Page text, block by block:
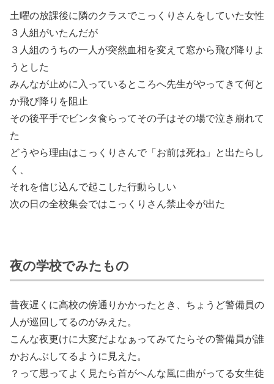
土曜の放課後に隣のクラスでこっくりさんをしていた女性
３人組がいたんだが
３人組のうちの一人が突然血相を変えて窓から飛び降りよ
うとした
みんなが止めに入っているところへ先生がやってきて何と
か飛び降りを阻止
その後平手でビンタ食らってその子はその場で泣き崩れて
た
どうやら理由はこっくりさんで「お前は死ね」と出たらし
く、
それを信じ込んで起こした行動らしい
次の日の全校集会ではこっくりさん禁止令が出た
夜の学校でみたもの
昔夜遅くに高校の傍通りかかったとき、ちょうど警備員の
人が巡回してるのがみえた。
こんな夜更けに大変だよなぁってみてたらその警備員が誰
かおんぶしてるように見えた。
？って思ってよく見たら首がへんな風に曲がってる女生徒